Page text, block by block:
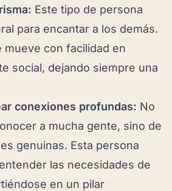
Este tipo de persona
para encantar a los demás.
mueve con facilidad en
social, dejando siempre una
conexiones profundas: No
a mucha gente, sino de
genuinas. Esta persona
las necesidades de
en un pilar